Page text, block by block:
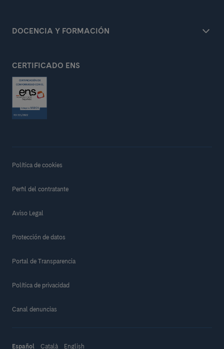
DOCENCIA Y FORMACIÓN
CERTIFICADO ENS
Política de cookies
Perfil del contratante
Aviso Legal
Protección de datos
Portal de Transparencia
Política de privacidad
Canal denuncias
Español Català English